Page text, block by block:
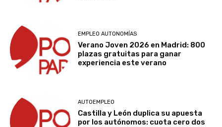
EMPLEO AUTONOMÍAS
Verano Joven 2026 en Madrid: 800
plazas gratuitas para ganar
experiencia este verano
AUTOEMPLEO
Castilla y León duplica su apuesta
por los autónomos: cuota cero dos